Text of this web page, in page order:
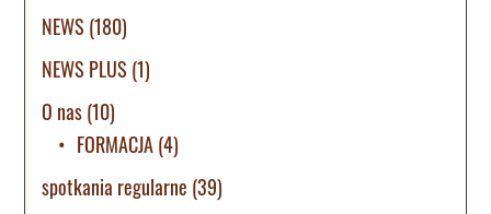
NEWS (180)
NEWS PLUS (1)
O nas(10)
FORMACJA(4)
spotkania regularne (39)